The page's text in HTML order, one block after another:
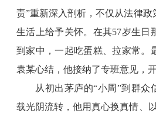
责”重新深入剖析，不仅从法律
生活上给予关怀。在其57岁生日
到家中，一起吃蛋糕、拉家常。
袁某心结，他接纳了专班意见，
从初出茅庐的“小周”到群众
载光阴流转，他用真心换真情、